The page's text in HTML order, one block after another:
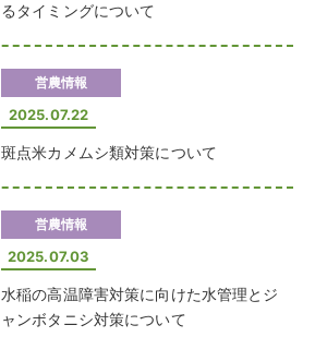
るタイミングについて
営農情報
2025.07.22
斑点米カメムシ類対策について
営農情報
2025.07.03
水稲の高温障害対策に向けた水管理とジ
ャンボタニシ対策について